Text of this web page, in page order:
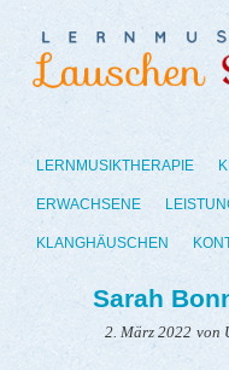
LERNMUSIKTHERAPIE
ERWACHSENE
KLANGHÄUSCHEN
Sarah
2. März 2022 von